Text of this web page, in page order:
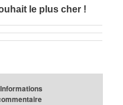
le plus cher !
Informations